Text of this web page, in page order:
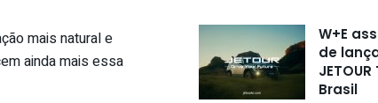
mais natural e
ainda mais essa
W+E
de
Brasil